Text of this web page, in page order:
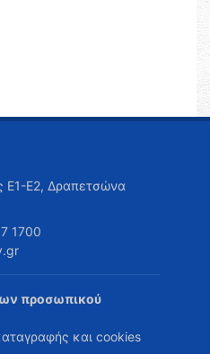
Ε1-Ε2, Δραπετσώνα
1700
προσωπικού
και cookies